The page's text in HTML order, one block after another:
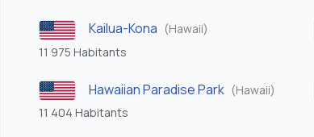
Kailua-Kona (Hawaii)
11 975 Habitants
Hawaiian Paradise Park (Hawaii)
11 404 Habitants